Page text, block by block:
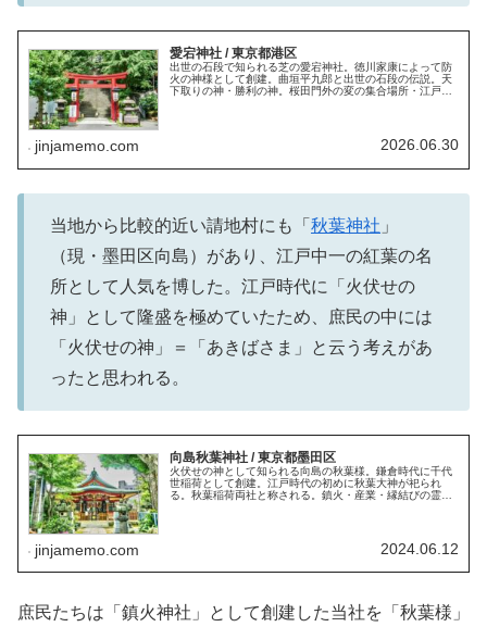
愛宕神社 / 東京都港区
出世の石段で知られる芝の愛宕神社。徳川家康によって防
火の神様として創建。曲垣平九郎と出世の石段の伝説。天
下取りの神・勝利の神。桜田門外の変の集合場所・江戸城
jinjamemo.com 2026.06.30
当地から比較的近い請地村にも「 秋葉神社 」
（現・墨田区向島）があり、江戸中一の紅葉の名
所として人気を博した。江戸時代に「火伏せの
神」として隆盛を極めていたため、庶民の中には
「火伏せの神」＝「あきばさま」と云う考えがあ
ったと思われる。
向島秋葉神社 / 東京都墨田区
火伏せの神として知られる向島の秋葉様。鎌倉時代に千代
世稲荷として創建。江戸時代の初めに秋葉大神が祀られ
る。秋葉稲荷両社と称される。鎮火・産業・縁結びの霊
jinjamemo.com 2024.06.12
庶民たちは「鎮火神社」として創建した当社を「秋葉様」